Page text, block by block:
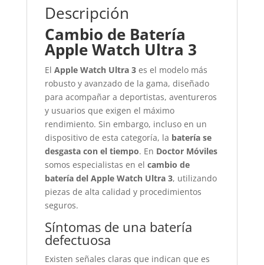
Descripción
Cambio de Batería
Apple Watch Ultra 3
El Apple Watch Ultra 3es el modelo más
robusto y avanzado de la gama, diseñado
para acompañar a deportistas, aventureros
y usuarios que exigen el máximo
rendimiento. Sin embargo, incluso en un
dispositivo de esta categoría, la batería se
desgasta con el tiempo. En Doctor Móviles
somos especialistas en el cambio de
batería del Apple Watch Ultra 3, utilizando
piezas de alta calidad y procedimientos
seguros.
Síntomas de una batería
defectuosa
Existen señales claras que indican que es